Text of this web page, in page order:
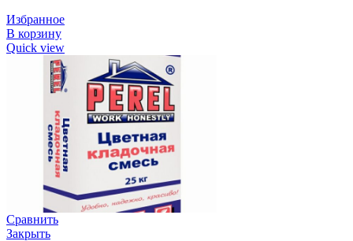
Избранное
В корзину
Quick view
Сравнить
Закрыть